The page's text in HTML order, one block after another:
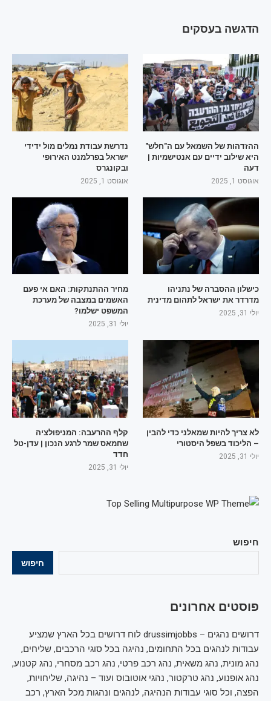
חיפוש
חיפוש
פוסטים אחרונים
דרושים נהגים – drussimjobbs לוח דרושים בכל הארץ שמציע
עבודות לנהגים בכל התחומים, נהיגה בכל סוגי הרכבים, שליחים,
נהג מונית, נהג משאית, נהג רכב פרטי, נהג רכב מסחרי, נהג קטנוע,
נהג אופנוע, נהג טרקטור, נהגי אוטובוס ועוד – נהיגה, שליחויות,
הפצה, וכל סוגי עבודות הנהיגה, לנהגים ונהגות מכל הארץ, רכב
הדגשה בעסקים
ההזדהות של השמאל עם ה"חלש"
היא שילוב ידיים עם אנטישמיות |
דעה
אוגוסט 1, 2025
נדרשת עבודת נמלים מול ידידי
ישראל בפרלמנט האירופי
ובקונגרס
אוגוסט 1, 2025
כישלון ההסברה של נתניהו
מדרדר את ישראל לתהום מדינית
יולי 31, 2025
מחיר ההתנתקות: האם אי פעם
האשמים במצבה של מערכת
המשפט ישלמו?
יולי 31, 2025
לא צריך להיות שמאלני כדי להבין
– הליכוד בשפל היסטורי
יולי 31, 2025
קלף ההרעבה: המניפולציה
שחמאס שמר לרגע הנכון | עדן-טל
חדד
יולי 31, 2025